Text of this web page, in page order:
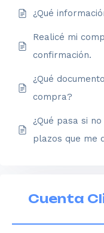
¿Qué
Realicé mi
confirmación.
¿Qué
compra?
¿Qué pasa si
plazos que me
Cuenta